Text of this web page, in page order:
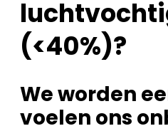
(<40%)?
We worden
voelen ons